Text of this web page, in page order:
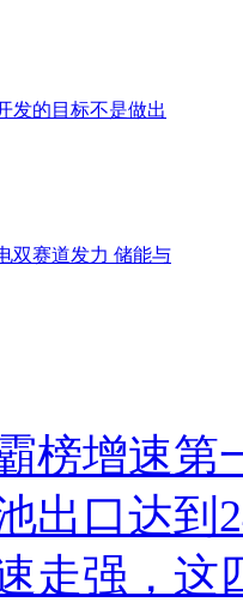
发的目标不是做出
双赛道发力 储能与
榜增速第
出口达到
走强，这